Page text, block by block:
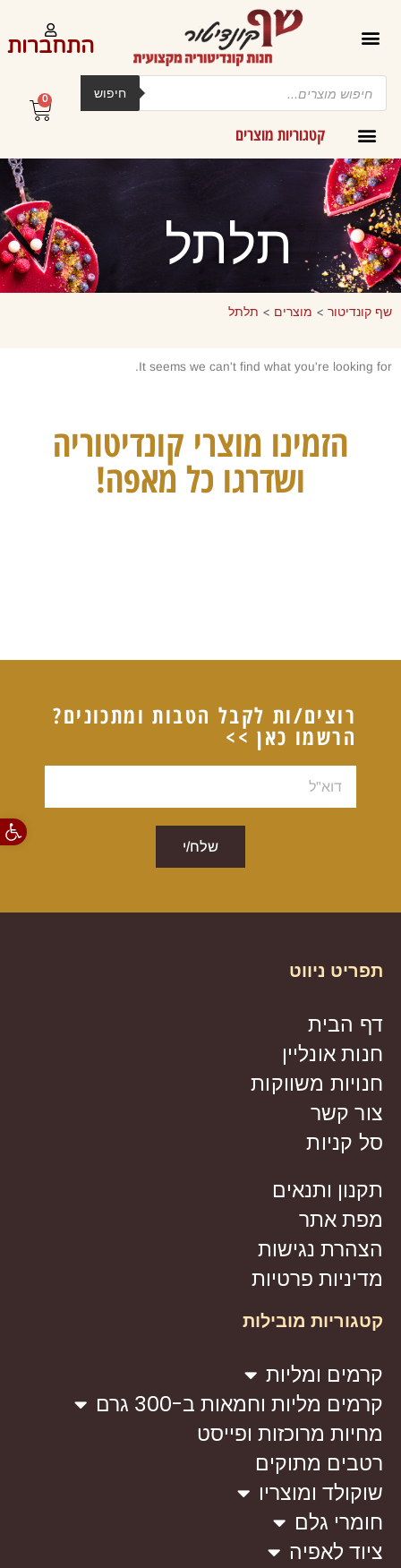
פתח
התחברות
Products
search
חיפוש
קטגוריות מוצרים
0
עגלת
קניות
תלתל
שף קונדיטור > מוצרים > תלתל
It seems we can't find what you're looking for.
הזמינו מוצרי קונדיטוריה
ושדרגו כל מאפה!
רוצים/ות לקבל הטבות ומתכונים?
הרשמו כאן >>
שלח/י
תפריט ניווט
דף הבית
חנות אונליין
חנויות משווקות
צור קשר
סל קניות
תקנון ותנאים
מפת אתר
הצהרת נגישות
מדיניות פרטיות
קטגוריות מובילות
קרמים ומליות
קרמים מליות וחמאות ב-300 גרם
מחיות מרוכזות ופייסט
רטבים מתוקים
שוקולד ומוצריו
חומרי גלם
ציוד לאפיה